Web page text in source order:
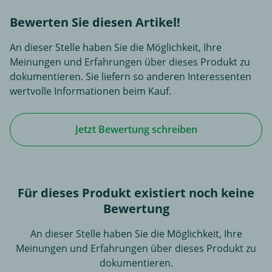
Bewerten Sie diesen Artikel!
An dieser Stelle haben Sie die Möglichkeit, Ihre
Meinungen und Erfahrungen über dieses Produkt zu
dokumentieren. Sie liefern so anderen Interessenten
wertvolle Informationen beim Kauf.
Jetzt Bewertung schreiben
Für dieses Produkt existiert noch keine
Bewertung
An dieser Stelle haben Sie die Möglichkeit, Ihre
Meinungen und Erfahrungen über dieses Produkt zu
dokumentieren.